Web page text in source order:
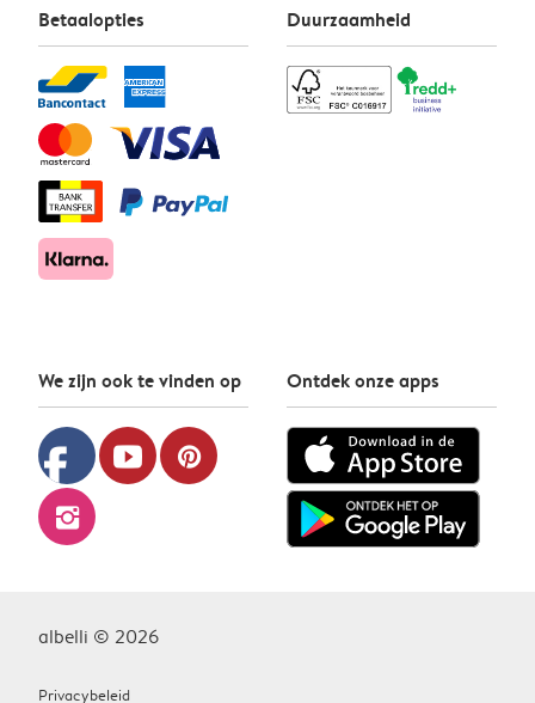
Betaalopties Duurzaamheid
We zijn ook te vinden op
facebook youtube pinterest
instagram
Ontdek onze apps
albelli © 2026
Privacybeleid